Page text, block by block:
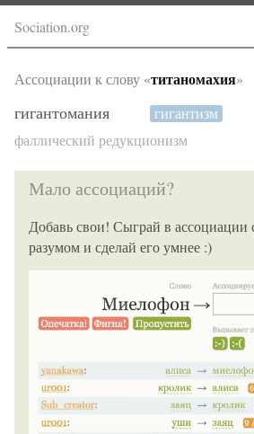
Sociation.org
Ассоциации к слову «титаномахия»
гигантомания гигантизм
фаллический редукционизм
Мало ассоциаций?
Добавь свои! Сыграй в ассоциации
разумом и сделай его умнее :)